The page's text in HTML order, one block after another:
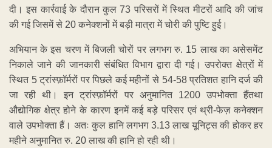
दी। इस कार्रवाई के दौरान कुल 73 परिसरों में स्थित मीटरों आदि की जांच
की गई जिसमें से 20 कनेक्शनों में बड़ी मात्रा में चोरी की पुष्टि हुई।
अभियान के इस चरण में बिजली चोरों पर लगभग रु. 15 लाख का असेसमेंट
निकाले जाने की जानकारी संबंधित विभाग द्वारा दी गई। उपरोक्त क्षेत्रों में
स्थित 5 ट्रांस्फ़ॉर्मरों पर पिछले कई महीनों से 54-58 प्रतिशत हानि दर्ज की
जा रही थी। इन ट्रांस्फ़ॉर्मरों पर अनुमानित 1200 उपभोक्ता हैंतथा
औद्योगिक क्षेत्र होने के कारण इनमें कई बड़े परिसर एवं थ्री-फेज़ कनेक्शन
वाले उपभोक्ता हैं। अतः कुल हानि लगभग 3.13 लाख यूनिट्स की होकर हर
महीने अनुमानित रु. 20 लाख की हानि हो रही थी।